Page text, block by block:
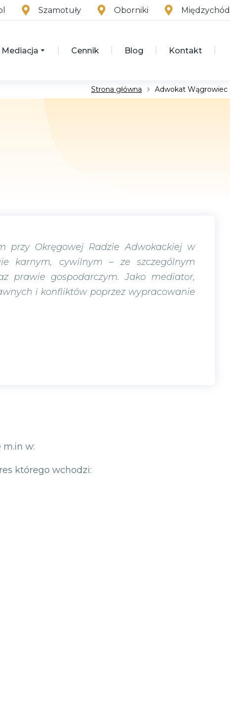
Szamotuły Oborniki Międzychód
Mediacja Cennik Blog Kontakt
Strona główna Adwokat Wągrowiec
przy Okręgowej Radzie Adwokackiej w
karnym, cywilnym – ze szczególnym
prawie gospodarczym. Jako mediator,
i konfliktów poprzez wypracowanie
w:
którego wchodzi: